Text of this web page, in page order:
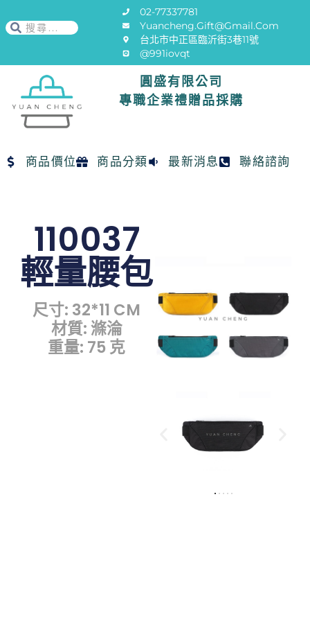
02-77337781
Yuancheng.gift@gmail.com
台北市中正區臨沂街3巷11號
@991iovqt
圓盛有限公司
專職企業禮贈品採購
商品價位 商品分類 最新消息 聯絡諮詢
110037
輕量腰包
尺寸: 32*11 CM
材質: 滌淪
重量: 75 克